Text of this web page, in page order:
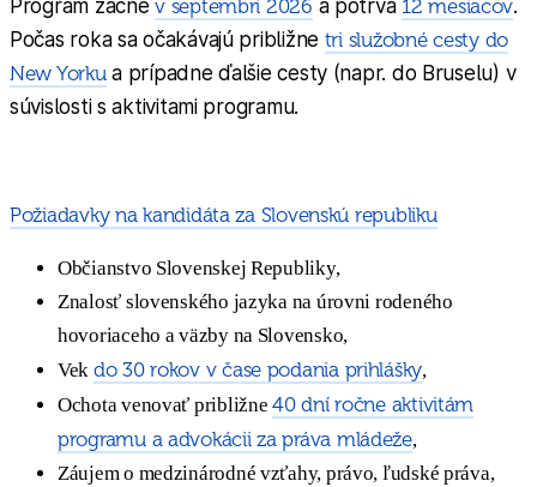
Program začnev septembri 2026 a potrvá 12 mesiacov.
Počas roka sa očakávajú približne tri služobné cesty do
New Yorku a prípadne ďalšie cesty (napr. do Bruselu) v
súvislosti s aktivitami programu.
Požiadavky na kandidáta za Slovenskú republiku
Občianstvo Slovenskej Republiky,
Znalosť slovenského jazyka na úrovni rodeného
hovoriaceho a väzby na Slovensko,
Vek do 30 rokov v čase podania prihlášky,
Ochota venovať približne40 dní ročne aktivitám
programu a advokácii za práva mládeže,
Záujem o medzinárodné vzťahy, právo, ľudské práva,